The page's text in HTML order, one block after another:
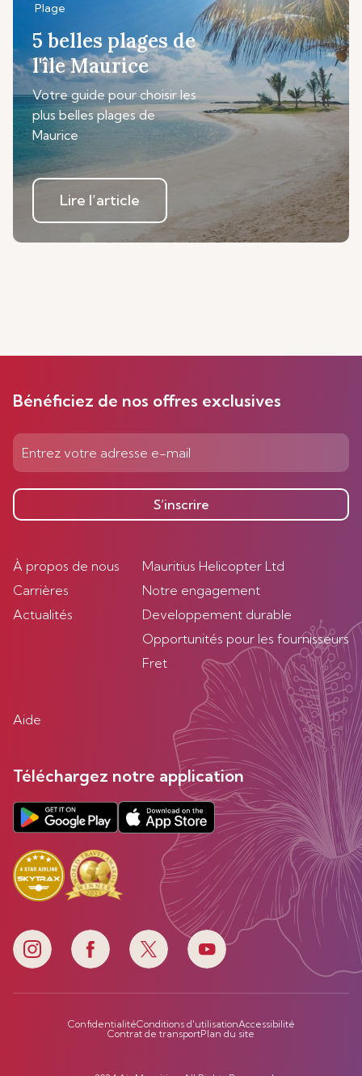
Plage
5 belles plages de
l'île Maurice
Votre guide pour choisir les
plus belles plages de
Maurice
Lire l’article
Bénéficiez de nos offres exclusives
S’inscrire
À propos de nous
Carrières
Actualités
Mauritius Helicopter Ltd
Notre engagement
Developpement durable
Opportunités pour les fournisseurs
Fret
Aide
Téléchargez notre application
ConfidentialitéConditions d'utilisationAccessibilité
Contrat de transportPlan du site